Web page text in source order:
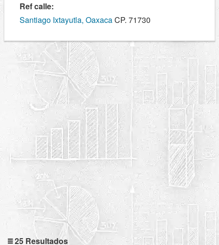
Ref calle:
Santiago Ixtayutla, OaxacaCP. 71730
25 Resultados